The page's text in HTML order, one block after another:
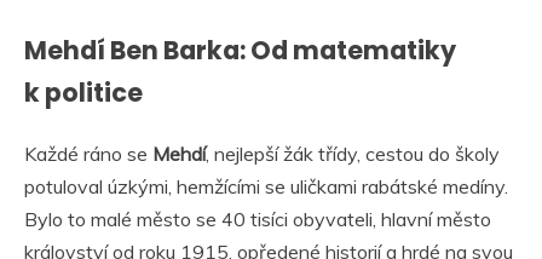
Mehdí Ben Barka: Od matematiky
k politice
Každé ráno se Mehdí, nejlepší žák třídy, cestou do školy
potuloval úzkými, hemžícími se uličkami rabátské medíny.
Bylo to malé město se 40 tisíci obyvateli, hlavní město
království od roku 1915, opředené historií a hrdé na svou